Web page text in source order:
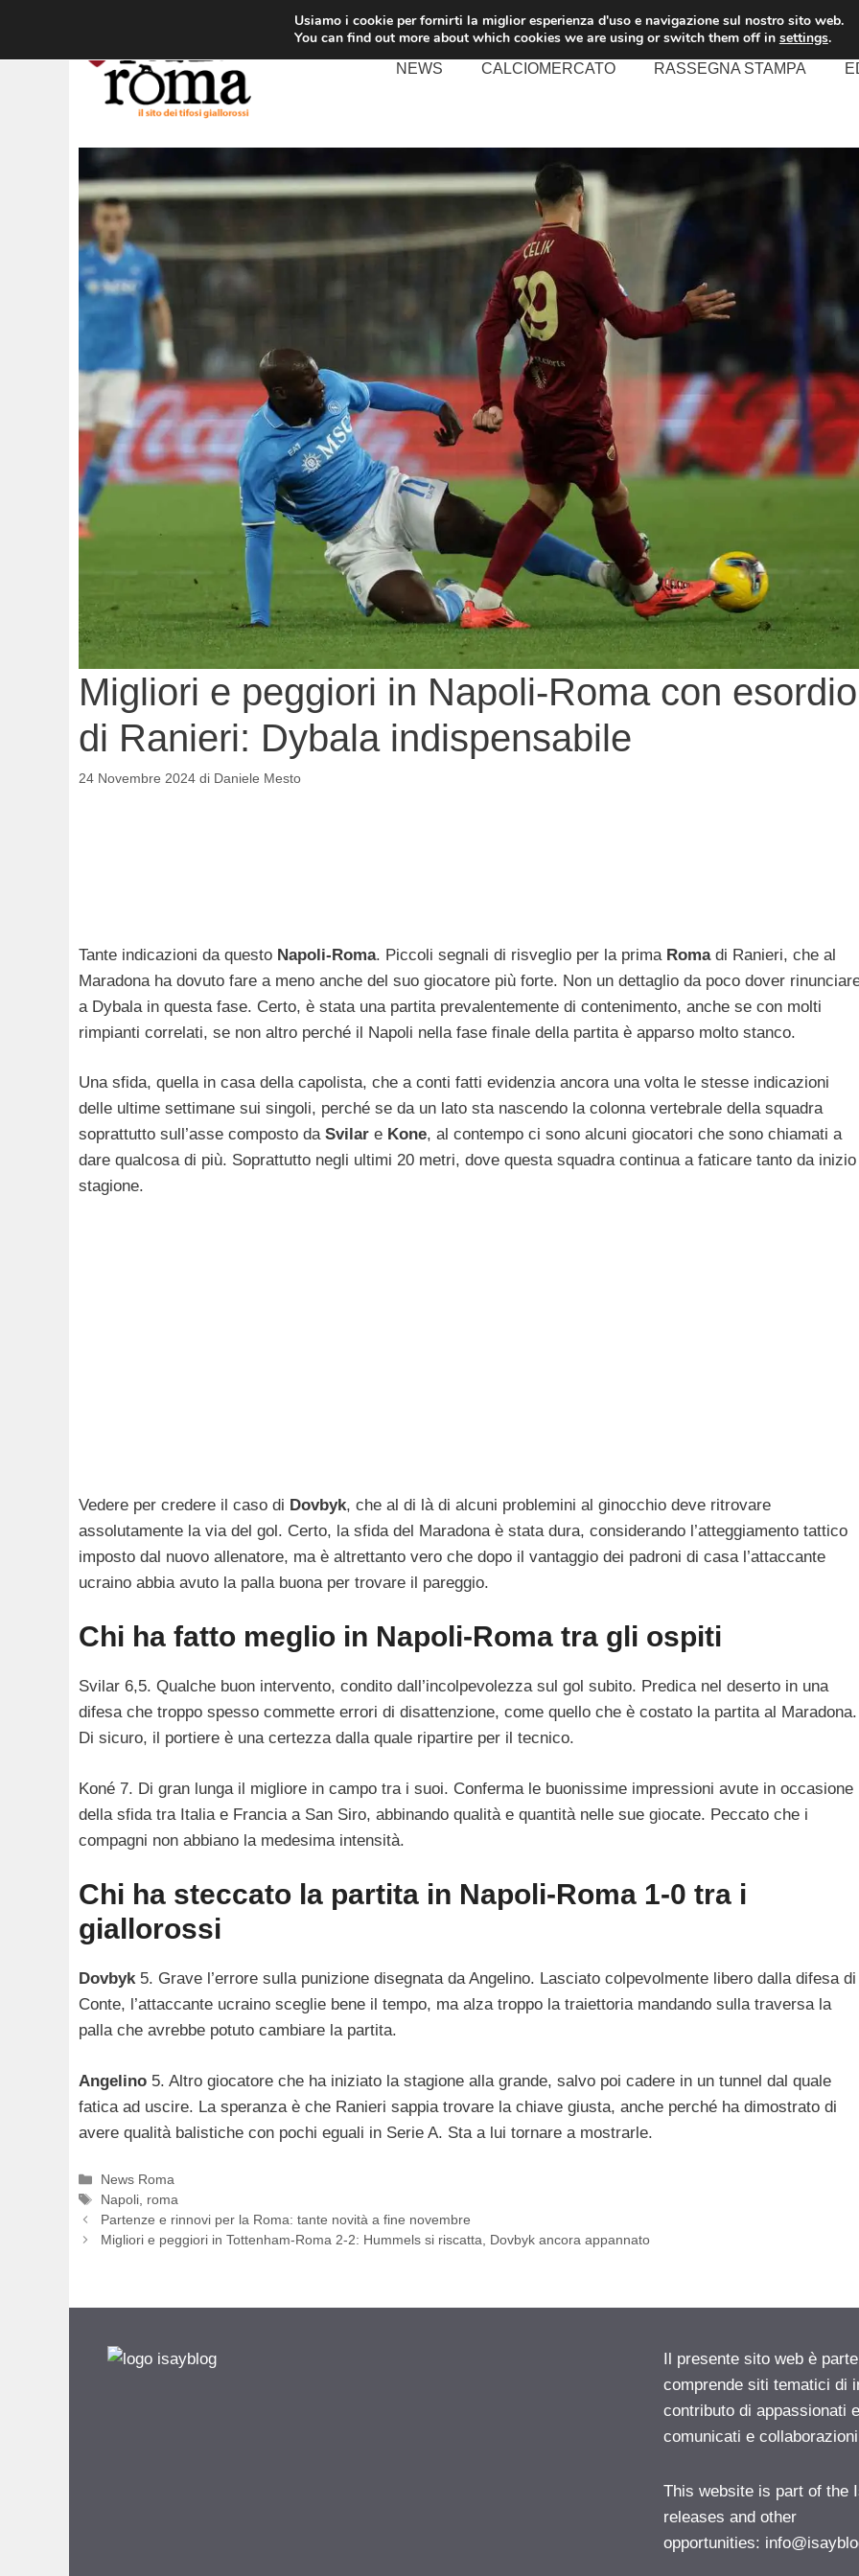
contenuto
NEWS CALCIOMERCATO RASSEGNA STAMPA
Migliori e peggiori in Napoli-Roma con esordio
di Ranieri: Dybala indispensabile
24 Novembre 2024 di Daniele Mesto
Tante indicazioni da questo Napoli-Roma. Piccoli segnali di risveglio per la prima Roma di Ranieri, che al
Maradona ha dovuto fare a meno anche del suo giocatore più forte. Non un dettaglio da poco dover
a Dybala in questa fase. Certo, è stata una partita prevalentemente di contenimento, anche se con molti
rimpianti correlati, se non altro perché il Napoli nella fase finale della partita è apparso molto stanco.
Una sfida, quella in casa della capolista, che a conti fatti evidenzia ancora una volta le stesse indicazioni
delle ultime settimane sui singoli, perché se da un lato sta nascendo la colonna vertebrale della squadra
soprattutto sull’asse composto da Svilar e Kone, al contempo ci sono alcuni giocatori che sono chiamati a
dare qualcosa di più. Soprattutto negli ultimi 20 metri, dove questa squadra continua a faticare tanto da inizio
stagione.
Vedere per credere il caso di Dovbyk, che al di là di alcuni problemini al ginocchio deve ritrovare
assolutamente la via del gol. Certo, la sfida del Maradona è stata dura, considerando l’atteggiamento tattico
imposto dal nuovo allenatore, ma è altrettanto vero che dopo il vantaggio dei padroni di casa l’attaccante
ucraino abbia avuto la palla buona per trovare il pareggio.
Chi ha fatto meglio in Napoli-Roma tra gli ospiti
Svilar 6,5. Qualche buon intervento, condito dall’incolpevolezza sul gol subito. Predica nel deserto in una
difesa che troppo spesso commette errori di disattenzione, come quello che è costato la partita al Maradona.
Di sicuro, il portiere è una certezza dalla quale ripartire per il tecnico.
Koné 7. Di gran lunga il migliore in campo tra i suoi. Conferma le buonissime impressioni avute in occasione
della sfida tra Italia e Francia a San Siro, abbinando qualità e quantità nelle sue giocate. Peccato che i
compagni non abbiano la medesima intensità.
Chi ha steccato la partita in Napoli-Roma 1-0 tra i
giallorossi
Dovbyk 5. Grave l’errore sulla punizione disegnata da Angelino. Lasciato colpevolmente libero dalla difesa di
Conte, l’attaccante ucraino sceglie bene il tempo, ma alza troppo la traiettoria mandando sulla traversa la
palla che avrebbe potuto cambiare la partita.
Angelino 5. Altro giocatore che ha iniziato la stagione alla grande, salvo poi cadere in un tunnel dal quale
fatica ad uscire. La speranza è che Ranieri sappia trovare la chiave giusta, anche perché ha dimostrato di
avere qualità balistiche con pochi eguali in Serie A. Sta a lui tornare a mostrarle.
Categorie
News Roma
Tag
Napoli roma
Partenze e rinnovi per la Roma: tante novità a fine novembre
Migliori e peggiori in Tottenham-Roma 2-2: Hummels si riscatta, Dovbyk ancora appannato
Il presente sito web è
comprende siti tematici di
contributo di appassionati
comunicati e
This website is part of the
releases and other
opportunities:
Usiamo i cookie per fornirti la miglior esperienza d'uso e navigazione sul nostro sito web.
You can find out more about which cookies we are using or switch them off in settings.